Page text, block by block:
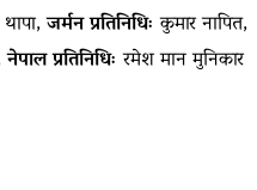
थापा,जर्मन प्रतिनिधिः कुमार नापित,
नेपाल प्रतिनिधिः रमेश मान मुनिकार